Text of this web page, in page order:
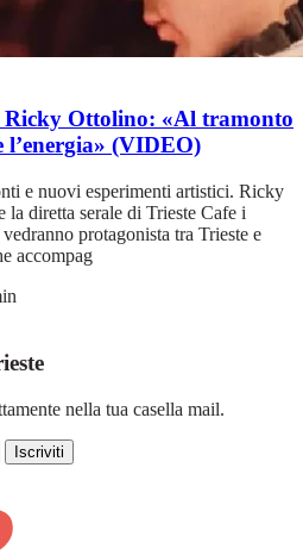
Ottolino: «Al tramonto
l’energia» (VIDEO)
e nuovi esperimenti artistici. Ricky
la diretta serale di Trieste Cafe i
protagonista tra Trieste e
accompag
nella tua casella mail.
Iscriviti